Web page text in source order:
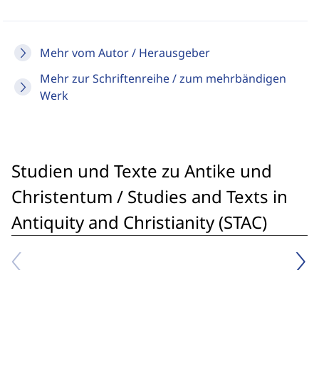
Mehr vom Autor / Herausgeber
Mehr zur Schriftenreihe / zum mehrbändigen
Werk
Studien und Texte zu Antike und
Christentum / Studies and Texts in
Antiquity and Christianity (STAC)